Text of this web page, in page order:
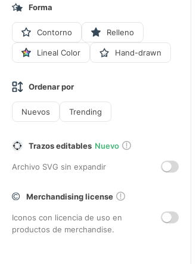
Forma
Contorno Relleno
Lineal Color Hand-drawn
Ordenar por
Nuevos Trending
Trazos editables Nuevo
Archivo SVG sin expandir
Merchandising license
Iconos con licencia de uso en
productos de merchandise.